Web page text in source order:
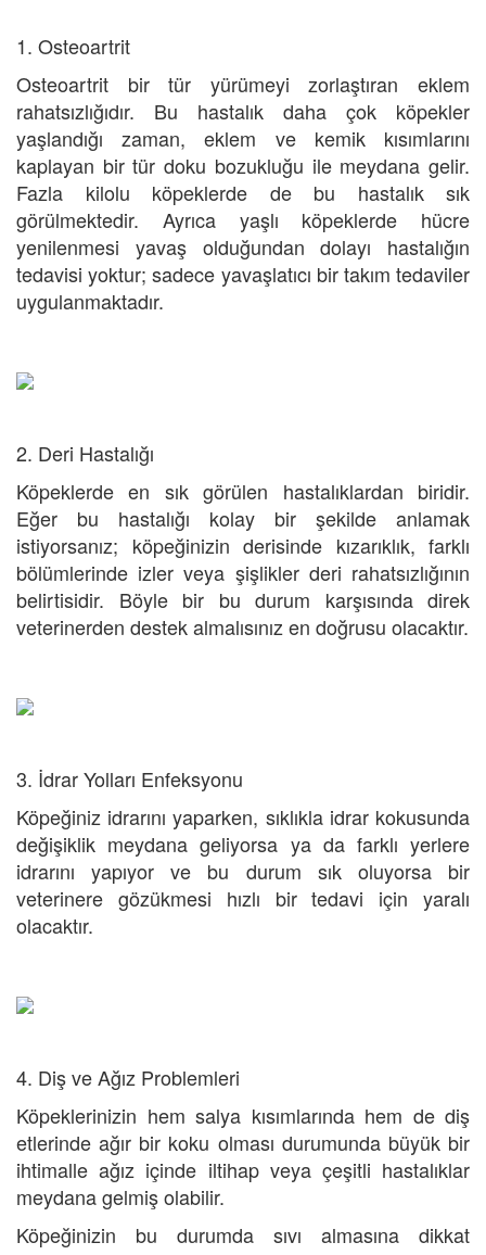
1. Osteoartrit
Osteoartrit bir tür yürümeyi zorlaştıran eklem
rahatsızlığıdır. Bu hastalık daha çok köpekler
yaşlandığı zaman, eklem ve kemik kısımlarını
kaplayan bir tür doku bozukluğu ile meydana gelir.
Fazla kilolu köpeklerde de bu hastalık sık
görülmektedir. Ayrıca yaşlı köpeklerde hücre
yenilenmesi yavaş olduğundan dolayı hastalığın
tedavisi yoktur; sadece yavaşlatıcı bir takım tedaviler
uygulanmaktadır.
2. Deri Hastalığı
Köpeklerde en sık görülen hastalıklardan biridir.
Eğer bu hastalığı kolay bir şekilde anlamak
istiyorsanız; köpeğinizin derisinde kızarıklık, farklı
bölümlerinde izler veya şişlikler deri rahatsızlığının
belirtisidir. Böyle bir bu durum karşısında direk
veterinerden destek almalısınız en doğrusu olacaktır.
3. İdrar Yolları Enfeksyonu
Köpeğiniz idrarını yaparken, sıklıkla idrar kokusunda
değişiklik meydana geliyorsa ya da farklı yerlere
idrarını yapıyor ve bu durum sık oluyorsa bir
veterinere gözükmesi hızlı bir tedavi için yaralı
olacaktır.
4. Diş ve Ağız Problemleri
Köpeklerinizin hem salya kısımlarında hem de diş
etlerinde ağır bir koku olması durumunda büyük bir
ihtimalle ağız içinde iltihap veya çeşitli hastalıklar
meydana gelmiş olabilir.
Köpeğinizin bu durumda sıvı almasına dikkat